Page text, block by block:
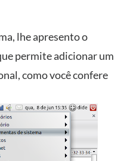
lhe apresento o
permite adicionar um
como você confere